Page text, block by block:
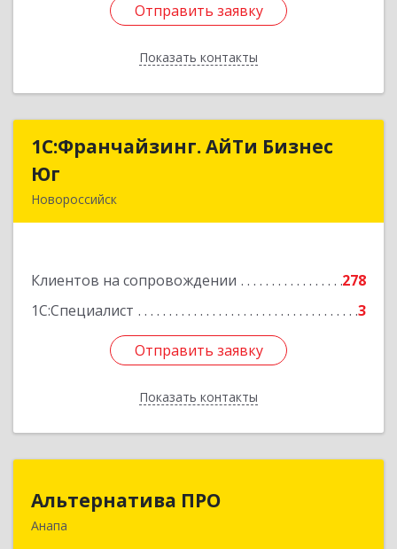
Отправить заявку
Показать контакты
Отправить заявку
Назад
1С:Франчайзинг. АйТи Бизнес
Юг
Новороссийск
Клиентов на сопровождении
278
1С:Специалист
3
Отправить заявку
Показать контакты
1С:Франчайзинг. АйТи Бизнес
Подробнее
Отправить заявку
Назад
Альтернатива ПРО
Анапа353450, Краснодарский край, Анапский р-н,